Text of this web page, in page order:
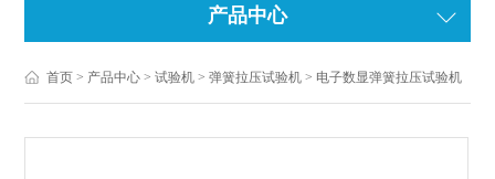
产品中心
首页 > 产品中心 >试验机 >弹簧拉压试验机 > 电子数显弹簧拉压试验机